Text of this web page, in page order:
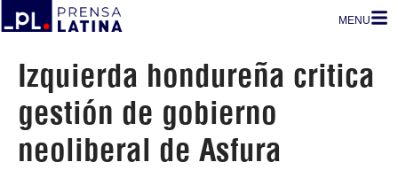
MENU
Izquierda hondureña critica
gestión de gobierno
neoliberal de Asfura